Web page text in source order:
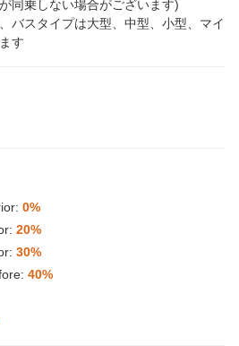
同乗しない場合がございます)
バスタイプは大型、中型、小型、マイ
す
0%
20%
30%
40%